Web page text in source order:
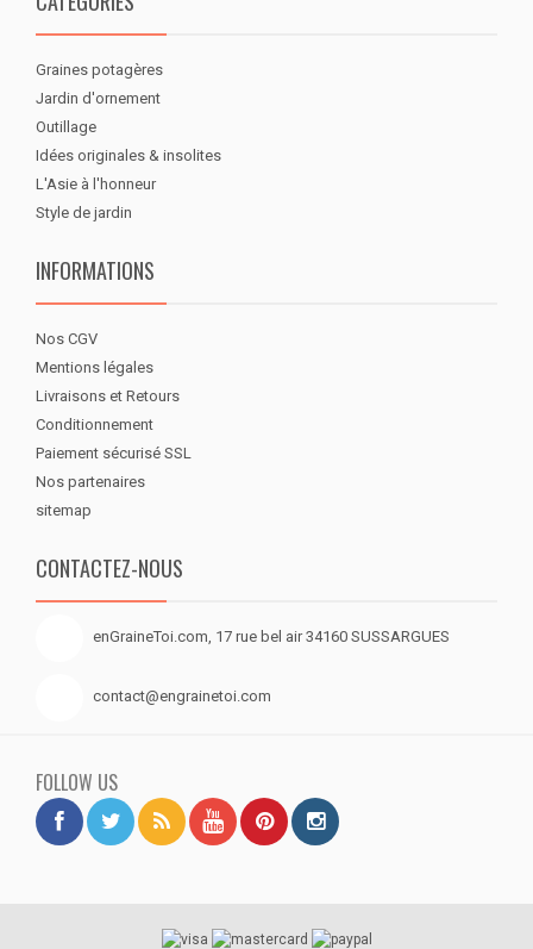
Graines potagères
Jardin d'ornement
Outillage
Idées originales & insolites
L'Asie à l'honneur
Style de jardin
INFORMATIONS
Nos CGV
Mentions légales
Livraisons et Retours
Conditionnement
Paiement sécurisé SSL
Nos partenaires
sitemap
CONTACTEZ-NOUS
enGraineToi.com, 17 rue bel air 34160 SUSSARGUES
contact@engrainetoi.com
FOLLOW US